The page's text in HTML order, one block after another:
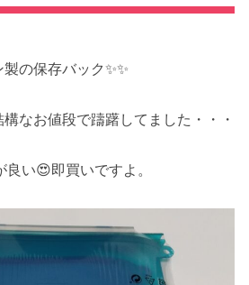
の保存バック✨✨
なお値段で躊躇してました・・・
い😍即買いですよ。